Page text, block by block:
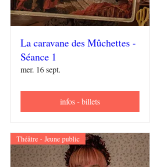
La caravane des Mûchettes -
Séance 1
mer. 16 sept.
infos - billets
Théâtre - Jeune public